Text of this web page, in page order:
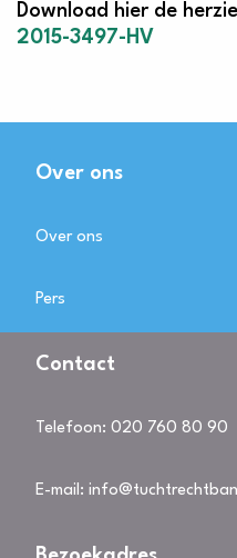
Download hier de
2015-3497-HV
Over ons
Over ons
Pers
Contact
Telefoon: 020 760 80 90
E-mail: